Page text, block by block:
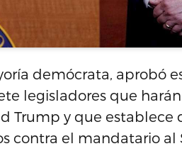
demócrata, aprobó
legisladores que harán
Trump y que establece
contra el mandatario al